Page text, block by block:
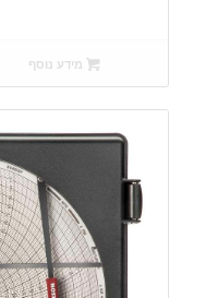
מידע נוסף